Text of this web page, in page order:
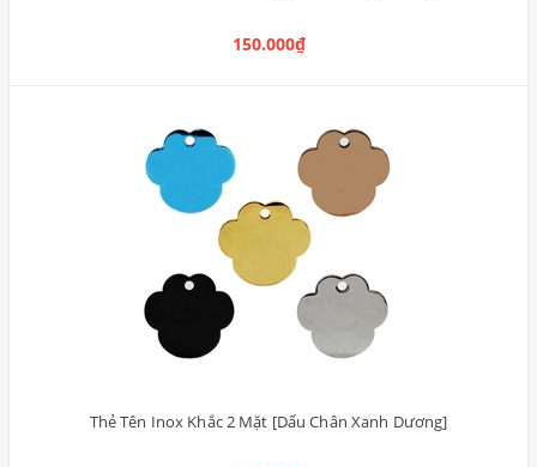
150.000₫
Thẻ Tên Inox Khắc 2 Mặt [Dấu Chân Xanh Dương]